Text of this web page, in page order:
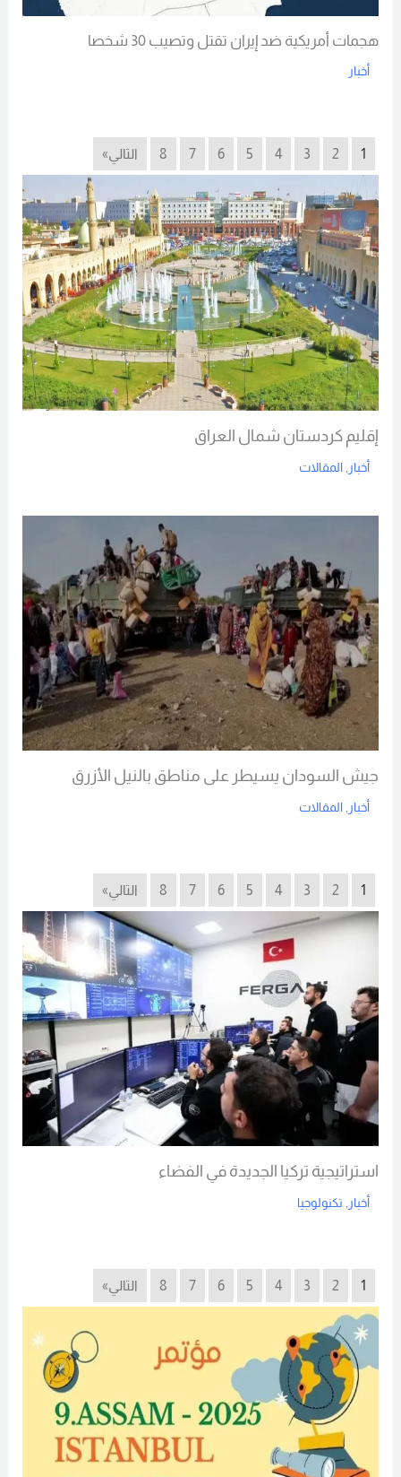
هجمات أمريكية ضد إيران تقتل وتصيب 30 شخصا
أخبار
1
2
3
4
5
6
7
8 التالي»
إقليم كردستان شمال العراق
أخبار المقالات
جيش السودان يسيطر على مناطق بالنيل الأزرق
أخبار المقالات
1
2
3
4
5
6
7
8 التالي»
استراتيجية تركيا الجديدة في الفضاء
أخبار , تكنولوجيا
1
2
3
4
5
6
7
8 التالي»